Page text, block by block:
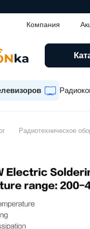
Компания
Радиотехническое